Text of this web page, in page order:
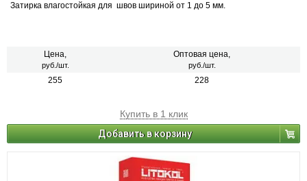
Затирка влагостойкая для швов шириной от 1 до 5 мм.
Цена,
руб./шт.
Оптовая цена,
руб./шт.
255 228
Купить в 1 клик
Добавить в корзину